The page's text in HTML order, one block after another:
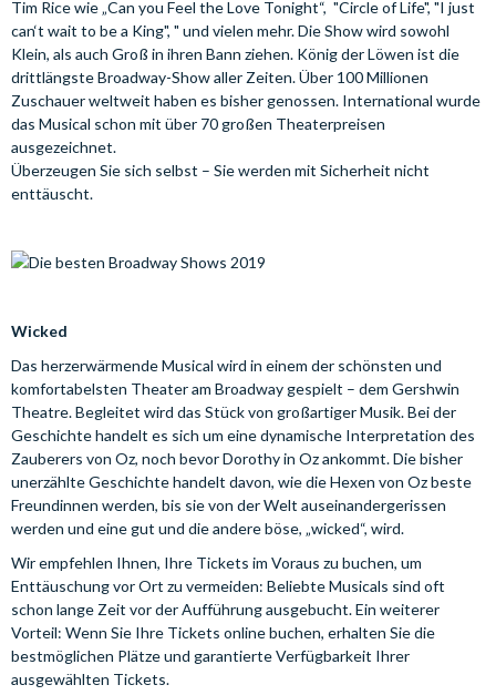
Tim Rice wie „Can you Feel the Love Tonight“, "Circle of Life", "I just
can‘t wait to be a King", " und vielen mehr. Die Show wird sowohl
Klein, als auch Groß in ihren Bann ziehen. König der Löwen ist die
drittlängste Broadway-Show aller Zeiten. Über 100 Millionen
Zuschauer weltweit haben es bisher genossen. International wurde
das Musical schon mit über 70 großen Theaterpreisen
ausgezeichnet.
Überzeugen Sie sich selbst – Sie werden mit Sicherheit nicht
enttäuscht.
Wicked
Das herzerwärmende Musical wird in einem der schönsten und
komfortabelsten Theater am Broadway gespielt – dem Gershwin
Theatre. Begleitet wird das Stück von großartiger Musik. Bei der
Geschichte handelt es sich um eine dynamische Interpretation des
Zauberers von Oz, noch bevor Dorothy in Oz ankommt. Die bisher
unerzählte Geschichte handelt davon, wie die Hexen von Oz beste
Freundinnen werden, bis sie von der Welt auseinandergerissen
werden und eine gut und die andere böse, „wicked“, wird.
Wir empfehlen Ihnen, Ihre Tickets im Voraus zu buchen, um
Enttäuschung vor Ort zu vermeiden: Beliebte Musicals sind oft
schon lange Zeit vor der Aufführung ausgebucht. Ein weiterer
Vorteil: Wenn Sie Ihre Tickets online buchen, erhalten Sie die
bestmöglichen Plätze und garantierte Verfügbarkeit Ihrer
ausgewählten Tickets.